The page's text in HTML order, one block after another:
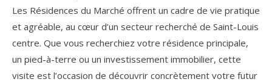
Les Résidences du Marché offrent un cadre de vie pratique
et agréable, au cœur d’un secteur recherché de Saint-Louis
centre. Que vous recherchiez votre résidence principale,
un pied-à-terre ou un investissement immobilier, cette
visite est l’occasion de découvrir concrètement votre futur